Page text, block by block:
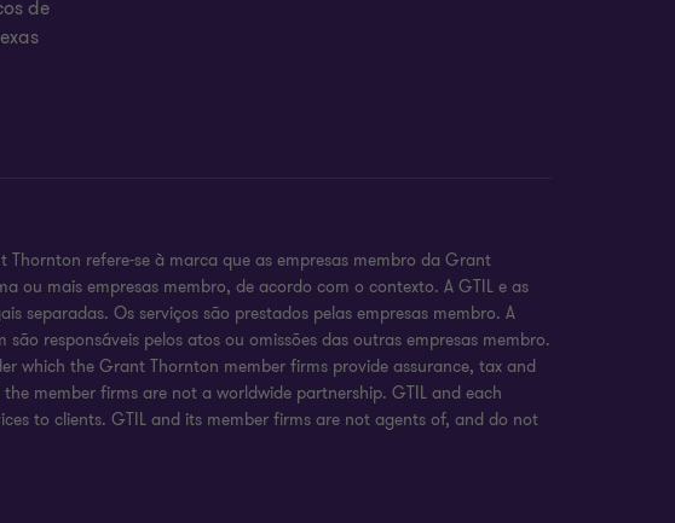
de
refere-se à marca que as empresas membro da Grant
ou mais empresas membro, de acordo com o contexto. A GTIL e as
separadas. Os serviços são prestados pelas empresas membro. A
responsáveis pelos atos ou omissões das outras empresas membro.
which the Grant Thornton member firms provide assurance, tax and
member firms are not a worldwide partnership. GTIL and each
to clients. GTIL and its member firms are not agents of, and do not